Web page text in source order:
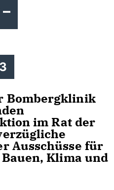
Bombergklinik
im Rat der
Ausschüsse für
Klima und